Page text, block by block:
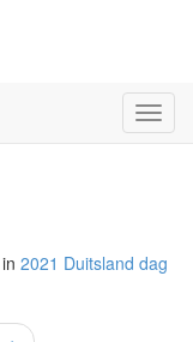
in 2021 Duitsland dag